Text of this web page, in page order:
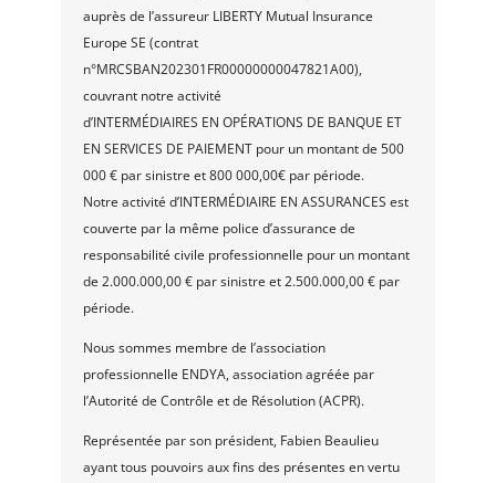
auprès de l’assureur LIBERTY Mutual Insurance
Europe SE (contrat
n°MRCSBAN202301FR00000000047821A00),
couvrant notre activité
d’INTERMÉDIAIRES EN OPÉRATIONS DE BANQUE ET
EN SERVICES DE PAIEMENT pour un montant de 500
000 € par sinistre et 800 000,00€ par période.
Notre activité d’INTERMÉDIAIRE EN ASSURANCES est
couverte par la même police d’assurance de
responsabilité civile professionnelle pour un montant
de 2.000.000,00 € par sinistre et 2.500.000,00 € par
période.
Nous sommes membre de l’association
professionnelle ENDYA, association agréée par
l’Autorité de Contrôle et de Résolution (ACPR).
Représentée par son président, Fabien Beaulieu
ayant tous pouvoirs aux fins des présentes en vertu